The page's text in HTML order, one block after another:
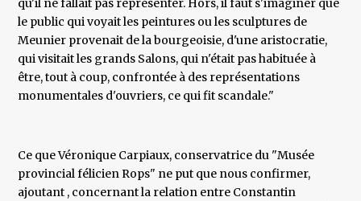
qu'il ne fallait pas représenter. Hors, il faut s'imaginer que
le public qui voyait les peintures ou les sculptures de
Meunier provenait de la bourgeoisie, d'une aristocratie,
qui visitait les grands Salons, qui n'était pas habituée à
être, tout à coup, confrontée à des représentations
monumentales d'ouvriers, ce qui fit scandale."
Ce que Véronique Carpiaux, conservatrice du "Musée
provincial félicien Rops" ne put que nous confirmer,
ajoutant , concernant la relation entre Constantin